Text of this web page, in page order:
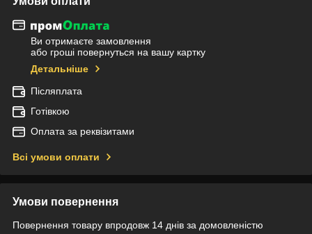
Ви отримаєте замовлення
або гроші повернуться на вашу картку
Детальніше
Післяплата
Готівкою
Оплата за реквізитами
Всі умови оплати
Умови повернення
Повернення товару впродовж 14 днів за домовленістю